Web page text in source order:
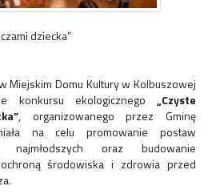
dziecka”
Miejskim Domu Kultury w Kolbuszowej
konkursu ekologicznego „Czyste
, organizowanego przez Gminę
na celu promowanie postaw
najmłodszych oraz budowanie
środowiska i zdrowia przed